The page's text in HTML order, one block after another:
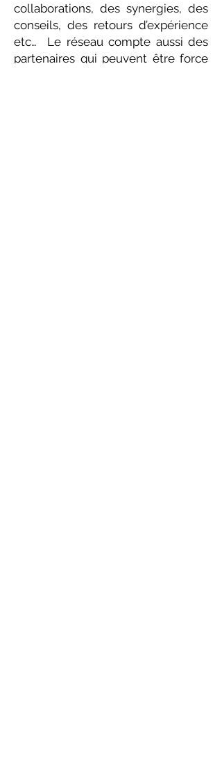
collaborations, des synergies, des
conseils, des retours d’expérience
etc… Le réseau compte aussi des
partenaires qui peuvent être force